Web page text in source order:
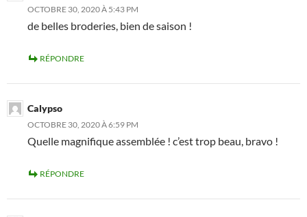
OCTOBRE 30, 2020 À 5:43 PM
de belles broderies, bien de saison !
RÉPONDRE
Calypso
OCTOBRE 30, 2020 À 6:59 PM
Quelle magnifique assemblée ! c’est trop beau, bravo !
RÉPONDRE